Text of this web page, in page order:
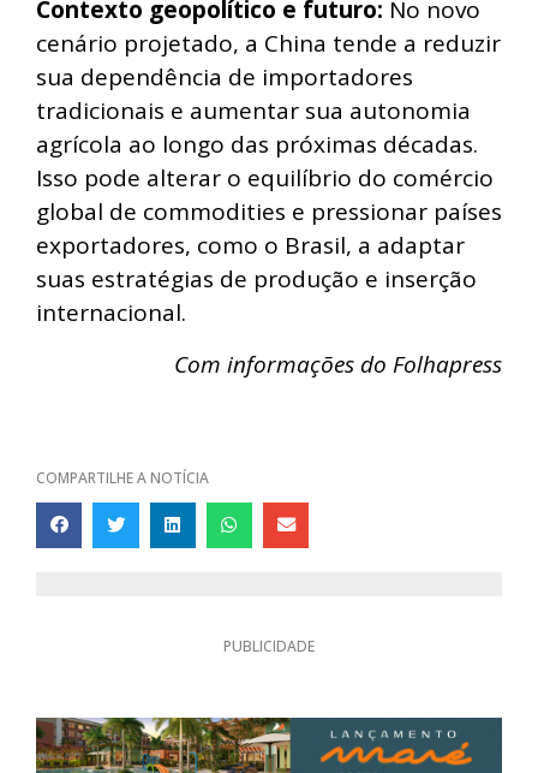
Contexto geopolítico e futuro: No novo
cenário projetado, a China tende a reduzir
sua dependência de importadores
tradicionais e aumentar sua autonomia
agrícola ao longo das próximas décadas.
Isso pode alterar o equilíbrio do comércio
global de commodities e pressionar países
exportadores, como o Brasil, a adaptar
suas estratégias de produção e inserção
internacional.
Com informações do Folhapress
COMPARTILHE A NOTÍCIA
PUBLICIDADE